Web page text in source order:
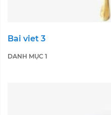
Bai viet 3
DANH MỤC 1